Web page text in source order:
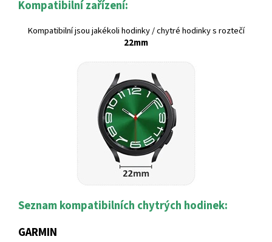
Kompatibilní zařízení:
Kompatibilní jsou jakékoli hodinky / chytré hodinky s roztečí
22mm
Seznam kompatibilních chytrých hodinek:
GARMIN